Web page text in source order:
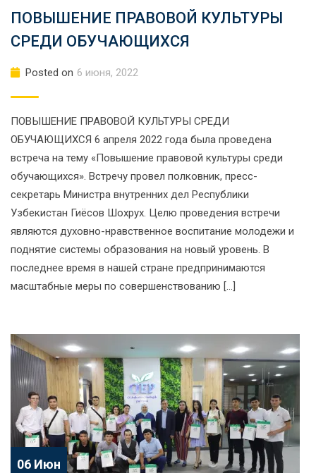
ПОВЫШЕНИЕ ПРАВОВОЙ КУЛЬТУРЫ
СРЕДИ ОБУЧАЮЩИХСЯ
Posted on 6 июня, 2022
ПОВЫШЕНИЕ ПРАВОВОЙ КУЛЬТУРЫ СРЕДИ
ОБУЧАЮЩИХСЯ 6 апреля 2022 года была проведена
встреча на тему «Повышение правовой культуры среди
обучающихся». Встречу провел полковник, пресс-
секретарь Министра внутренних дел Республики
Узбекистан Гиёсов Шохрух. Целю проведения встречи
являются духовно-нравственное воспитание молодежи и
поднятие системы образования на новый уровень. В
последнее время в нашей стране предпринимаются
масштабные меры по совершенствованию […]
06 Июн